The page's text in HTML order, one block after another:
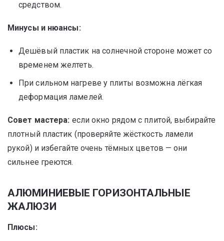
средством.
Минусы и нюансы:
Дешёвый пластик на солнечной стороне может со
временем желтеть.
При сильном нагреве у плиты возможна лёгкая
деформация ламелей.
Совет мастера: если окно рядом с плитой, выбирайте
плотный пластик (проверяйте жёсткость ламели
рукой) и избегайте очень тёмных цветов — они
сильнее греются.
АЛЮМИНИЕВЫЕ ГОРИЗОНТАЛЬНЫЕ
ЖАЛЮЗИ
Плюсы: